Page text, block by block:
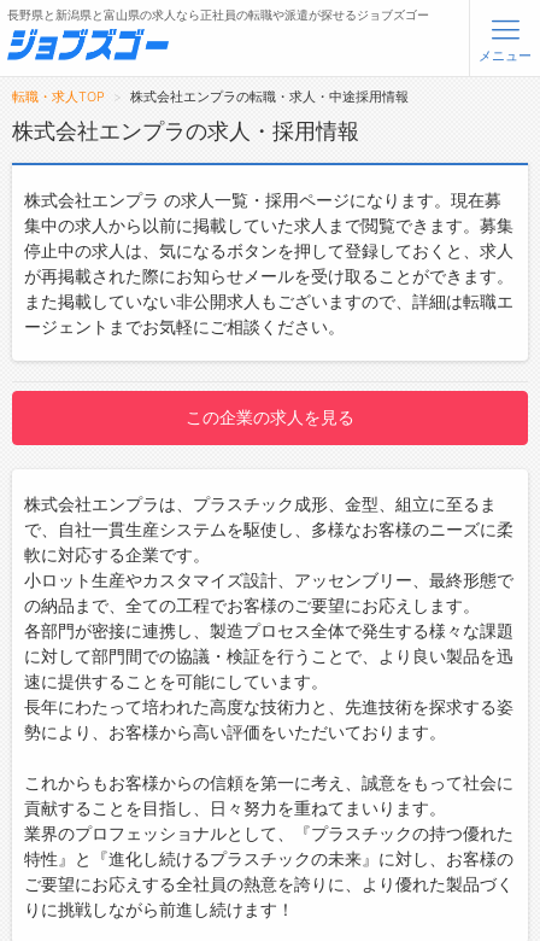
無料会員登録
メニュー
トップ
詳細情報で求人を探す
転職支援サービスについて
転職ノウハウ(応募書類の書き方・面接対策など)
会社概要
お問い合わせ
よくあるご質問
長野県と新潟県と富山県の求人なら正社員の転職や派遣が探せるジョブズゴー
メニュー
転職・求人TOP 株式会社エンプラの転職・求人・中途採用情報
株式会社エンプラの求人・採用情報
株式会社エンプラ の求人一覧・採用ページになります。現在募
集中の求人から以前に掲載していた求人まで閲覧できます。募集
停止中の求人は、気になるボタンを押して登録しておくと、求人
が再掲載された際にお知らせメールを受け取ることができます。
また掲載していない非公開求人もございますので、詳細は転職エ
ージェントまでお気軽にご相談ください。
この企業の求人を見る
株式会社エンプラは、プラスチック成形、金型、組立に至るま
で、自社一貫生産システムを駆使し、多様なお客様のニーズに柔
軟に対応する企業です。
小ロット生産やカスタマイズ設計、アッセンブリー、最終形態で
の納品まで、全ての工程でお客様のご要望にお応えします。
各部門が密接に連携し、製造プロセス全体で発生する様々な課題
に対して部門間での協議・検証を行うことで、より良い製品を迅
速に提供することを可能にしています。
長年にわたって培われた高度な技術力と、先進技術を探求する姿
勢により、お客様から高い評価をいただいております。
これからもお客様からの信頼を第一に考え、誠意をもって社会に
貢献することを目指し、日々努力を重ねてまいります。
業界のプロフェッショナルとして、『プラスチックの持つ優れた
特性』と『進化し続けるプラスチックの未来』に対し、お客様の
ご要望にお応えする全社員の熱意を誇りに、より優れた製品づく
りに挑戦しながら前進し続けます！